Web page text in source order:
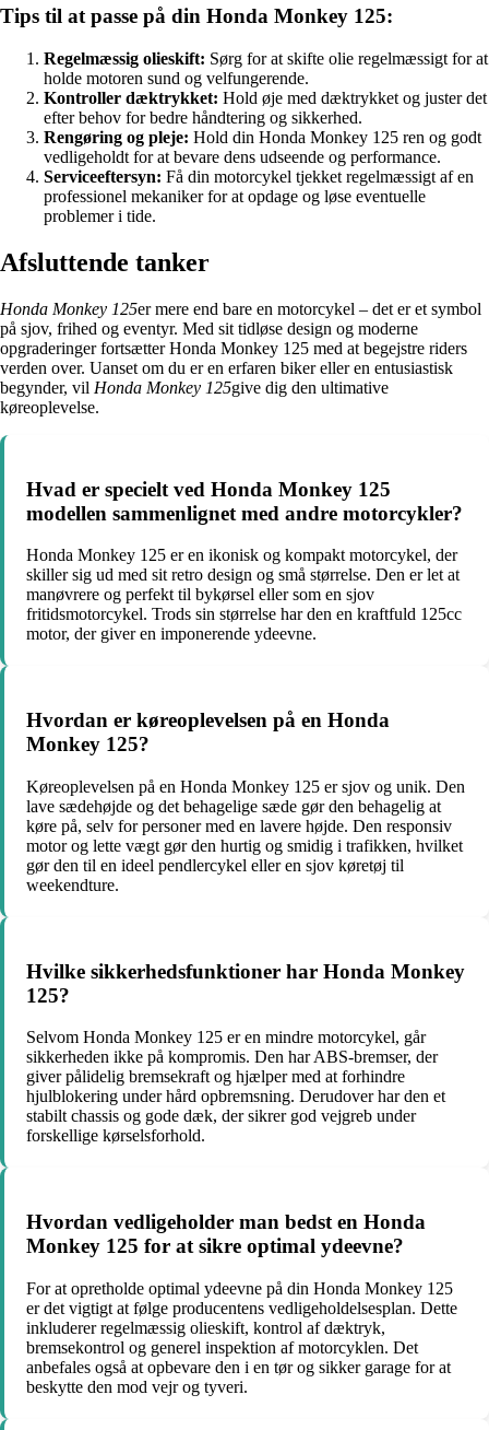
Tips til at passe på din Honda Monkey 125:
Regelmæssig olieskift: Sørg for at skifte olie regelmæssigt for at
holde motoren sund og velfungerende.
Kontroller dæktrykket: Hold øje med dæktrykket og juster det
efter behov for bedre håndtering og sikkerhed.
Rengøring og pleje: Hold din Honda Monkey 125 ren og godt
vedligeholdt for at bevare dens udseende og performance.
Serviceeftersyn: Få din motorcykel tjekket regelmæssigt af en
professionel mekaniker for at opdage og løse eventuelle
problemer i tide.
Afsluttende tanker
Honda Monkey 125er mere end bare en motorcykel – det er et symbol
på sjov, frihed og eventyr. Med sit tidløse design og moderne
opgraderinger fortsætter Honda Monkey 125 med at begejstre riders
verden over. Uanset om du er en erfaren biker eller en entusiastisk
begynder, vil Honda Monkey 125give dig den ultimative
køreoplevelse.
Hvad er specielt ved Honda Monkey 125
modellen sammenlignet med andre motorcykler?
Honda Monkey 125 er en ikonisk og kompakt motorcykel, der
skiller sig ud med sit retro design og små størrelse. Den er let at
manøvrere og perfekt til bykørsel eller som en sjov
fritidsmotorcykel. Trods sin størrelse har den en kraftfuld 125cc
motor, der giver en imponerende ydeevne.
Hvordan er køreoplevelsen på en Honda
Monkey 125?
Køreoplevelsen på en Honda Monkey 125 er sjov og unik. Den
lave sædehøjde og det behagelige sæde gør den behagelig at
køre på, selv for personer med en lavere højde. Den responsiv
motor og lette vægt gør den hurtig og smidig i trafikken, hvilket
gør den til en ideel pendlercykel eller en sjov køretøj til
weekendture.
Hvilke sikkerhedsfunktioner har Honda Monkey
125?
Selvom Honda Monkey 125 er en mindre motorcykel, går
sikkerheden ikke på kompromis. Den har ABS-bremser, der
giver pålidelig bremsekraft og hjælper med at forhindre
hjulblokering under hård opbremsning. Derudover har den et
stabilt chassis og gode dæk, der sikrer god vejgreb under
forskellige kørselsforhold.
Hvordan vedligeholder man bedst en Honda
Monkey 125 for at sikre optimal ydeevne?
For at opretholde optimal ydeevne på din Honda Monkey 125
er det vigtigt at følge producentens vedligeholdelsesplan. Dette
inkluderer regelmæssig olieskift, kontrol af dæktryk,
bremsekontrol og generel inspektion af motorcyklen. Det
anbefales også at opbevare den i en tør og sikker garage for at
beskytte den mod vejr og tyveri.